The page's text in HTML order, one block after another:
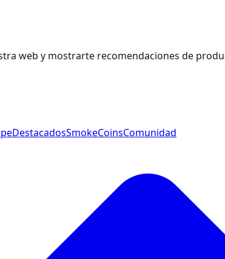
web y mostrarte recomendaciones de
DestacadosSmokeCoinsComunidad